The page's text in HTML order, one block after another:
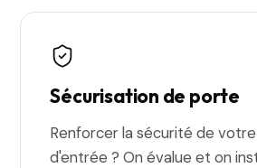
Sécurisation de porte
Renforcer la sécurité de
d'entrée ? On évalue et on